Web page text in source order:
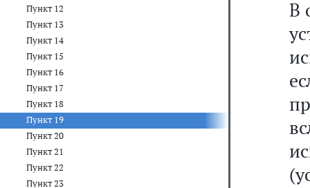
Пункт 12
Пункт 13
Пункт 14
Пункт 15
Пункт 16
Пункт 17
Пункт 18
Пункт 19
Пункт 20
Пункт 21
Пункт 22
Пункт 23
В